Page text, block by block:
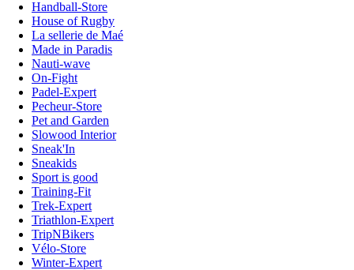
Handball-Store
House of Rugby
La sellerie de Maé
Made in Paradis
Nauti-wave
On-Fight
Padel-Expert
Pecheur-Store
Pet and Garden
Slowood Interior
Sneak'In
Sneakids
Sport is good
Training-Fit
Trek-Expert
Triathlon-Expert
TripNBikers
Vélo-Store
Winter-Expert